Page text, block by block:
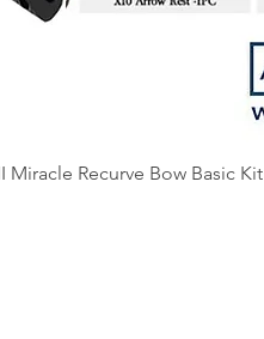
Miracle Recurve Bow Basic Kit